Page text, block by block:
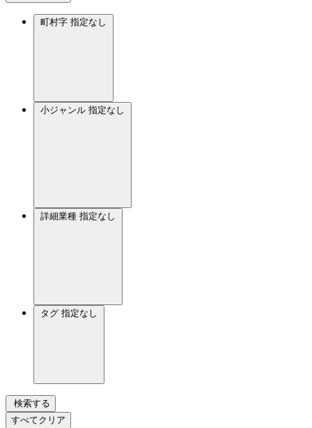
町村字 指定なし
小ジャンル 指定なし
詳細業種 指定なし
タグ 指定なし
検索する
すべてクリア